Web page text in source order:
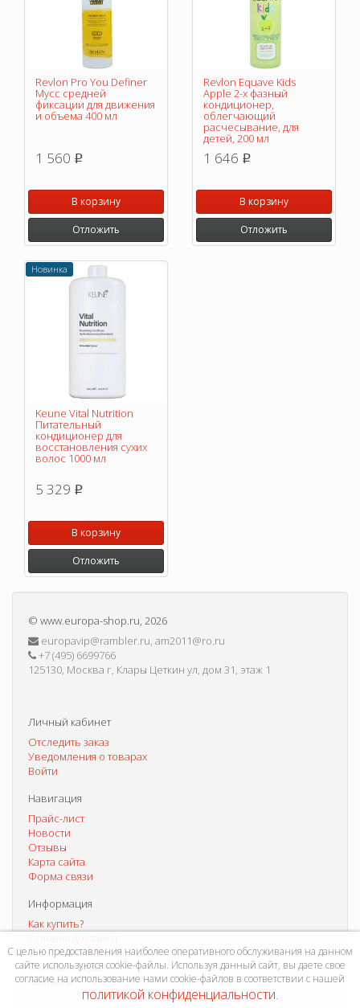
Revlon Pro You Definer
Мусс средней
фиксации для движения
и объема 400 мл
1 560 p
В корзину
Отложить
Revlon Equave Kids
Apple 2-х фазный
кондиционер,
облегчающий
расчесывание, для
детей, 200 мл
1 646 p
В корзину
Отложить
Новинка
Keune Vital Nutrition
Питательный
кондиционер для
восстановления сухих
волос 1000 мл
5 329 p
В корзину
Отложить
© www.europa-shop.ru, 2026
europavip@rambler.ru, am2011@ro.ru
+7 (495) 6699766
125130, Москва г, Клары Цеткин ул, дом 31, этаж 1
Личный кабинет
Отследить заказ
Уведомления о товарах
Войти
Навигация
Прайс-лист
Новости
Отзывы
Карта сайта
Форма связи
Информация
Как купить?
Способы оплаты
Система скидок
Контакты
С целью предоставления наиболее оперативного обслуживания на данном
сайте используются cookie-файлы. Используя данный сайт, вы даете свое
согласие на использование нами cookie-файлов в соответствии с нашей
политикой конфиденциальности.